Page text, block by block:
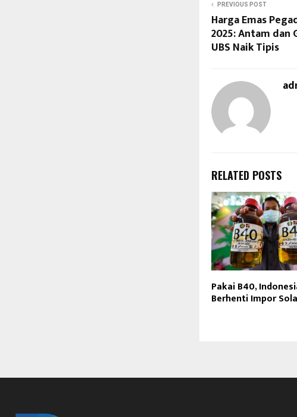
PREVIOUS POST
Harga Emas
2025: Antam dan
UBS Naik Tipis
RELATED POSTS
Pakai B40,
Berhenti Impor